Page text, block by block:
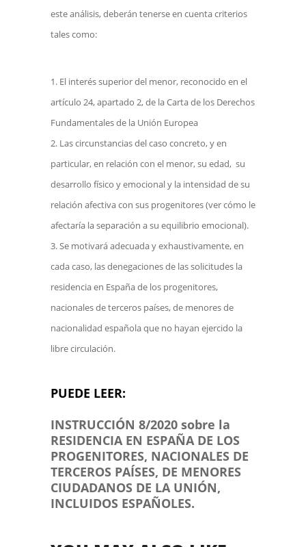
este análisis, deberán tenerse en cuenta criterios
tales como:
El interés superior del menor, reconocido en el
artículo 24, apartado 2, de la Carta de los Derechos
Fundamentales de la Unión Europea
Las circunstancias del caso concreto, y en
particular, en relación con el menor, su edad, su
desarrollo físico y emocional y la intensidad de su
relación afectiva con sus progenitores (ver cómo le
afectaría la separación a su equilibrio emocional).
Se motivará adecuada y exhaustivamente, en
cada caso, las denegaciones de las solicitudes la
residencia en España de los progenitores,
nacionales de terceros países, de menores de
nacionalidad española que no hayan ejercido la
libre circulación.
PUEDE LEER:
INSTRUCCIÓN 8/2020 sobre la
RESIDENCIA EN ESPAÑA DE LOS
PROGENITORES, NACIONALES DE
TERCEROS PAÍSES, DE MENORES
CIUDADANOS DE LA UNIÓN,
INCLUIDOS ESPAÑOLES.